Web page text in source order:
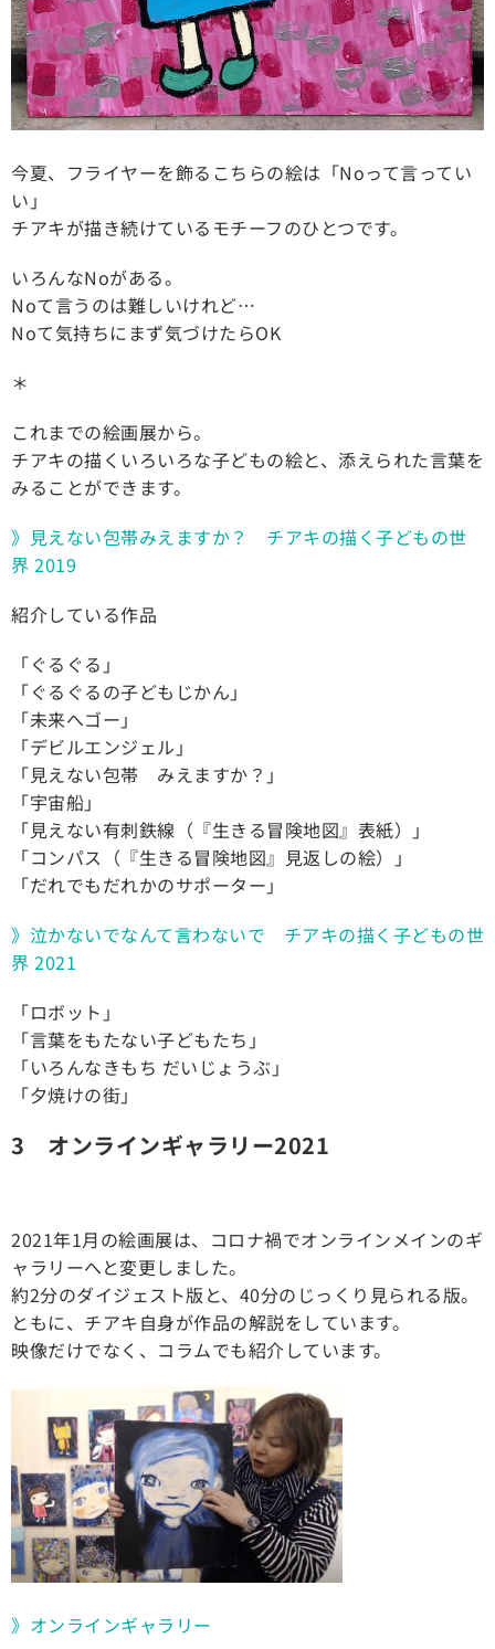
今夏、フライヤーを飾るこちらの絵は「Noって言ってい
い」
チアキが描き続けているモチーフのひとつです。
いろんなNoがある。
Noて言うのは難しいけれど…
Noて気持ちにまず気づけたらOK
＊
これまでの絵画展から。
チアキの描くいろいろな子どもの絵と、添えられた言葉を
みることができます。
》見えない包帯みえますか？ チアキの描く子どもの世
界 2019
紹介している作品
「ぐるぐる」
「ぐるぐるの子どもじかん」
「未来へゴー」
「デビルエンジェル」
「見えない包帯 みえますか？」
「宇宙船」
「見えない有刺鉄線（『生きる冒険地図』表紙）」
「コンパス（『生きる冒険地図』見返しの絵）」
「だれでもだれかのサポーター」
》泣かないでなんて言わないで チアキの描く子どもの世
界 2021
「ロボット」
「言葉をもたない子どもたち」
「いろんなきもち だいじょうぶ」
「夕焼けの街」
3 オンラインギャラリー2021
2021年1月の絵画展は、コロナ禍でオンラインメインのギ
ャラリーへと変更しました。
約2分のダイジェスト版と、40分のじっくり見られる版。
ともに、チアキ自身が作品の解説をしています。
映像だけでなく、コラムでも紹介しています。
》オンラインギャラリー